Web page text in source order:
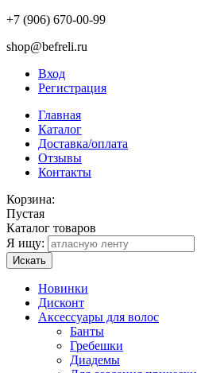
+7 (906) 670-00-99
shop@befreli.ru
Вход
Регистрация
Главная
Каталог
Доставка/оплата
Отзывы
Контакты
Корзина:
Пустая
Каталог товаров
Я ищу:
Искать
Новинки
Дисконт
Аксессуары для волос
Банты
Гребешки
Диадемы